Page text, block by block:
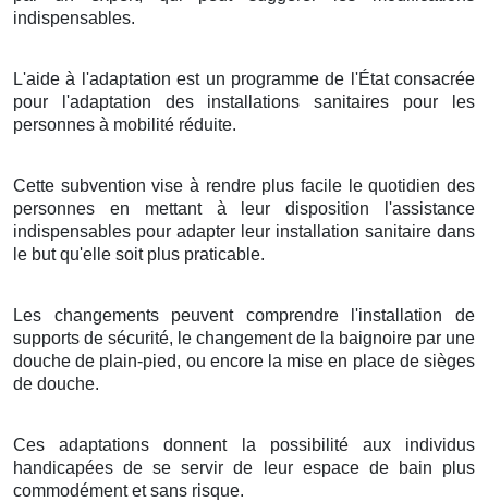
indispensables.
L'aide à l'adaptation est un programme de l'État consacrée
pour l'adaptation des installations sanitaires pour les
personnes à mobilité réduite.
Cette subvention vise à rendre plus facile le quotidien des
personnes en mettant à leur disposition l'assistance
indispensables pour adapter leur installation sanitaire dans
le but qu'elle soit plus praticable.
Les changements peuvent comprendre l'installation de
supports de sécurité, le changement de la baignoire par une
douche de plain-pied, ou encore la mise en place de sièges
de douche.
Ces adaptations donnent la possibilité aux individus
handicapées de se servir de leur espace de bain plus
commodément et sans risque.